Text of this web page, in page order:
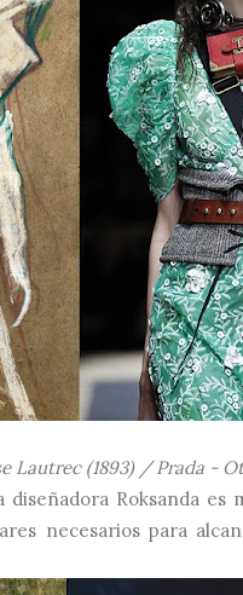
Lautrec (1893) / Prada -
Roksanda es
necesarios para